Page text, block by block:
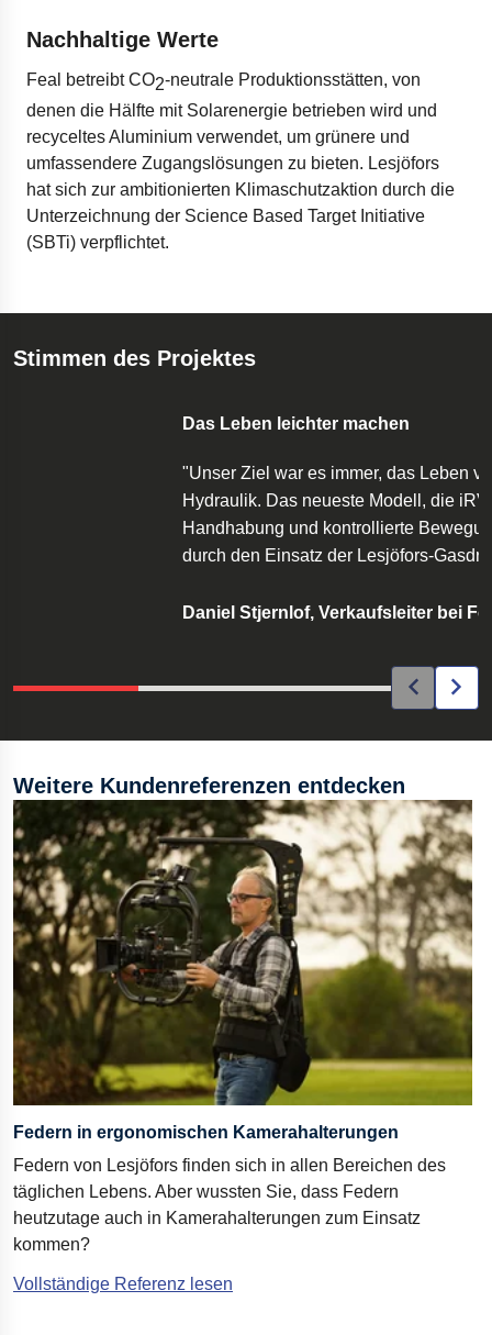
Nachhaltige Werte
Feal betreibt CO2-neutrale Produktionsstätten, von
denen die Hälfte mit Solarenergie betrieben wird und
recyceltes Aluminium verwendet, um grünere und
umfassendere Zugangslösungen zu bieten. Lesjöfors
hat sich zur ambitionierten Klimaschutzaktion durch die
Unterzeichnung der Science Based Target Initiative
(SBTi) verpflichtet.
Stimmen des Projektes
Das Leben leichter machen
"Unser Ziel war es immer, das Leben
Hydraulik. Das neueste Modell, die
Handhabung und kontrollierte
durch den Einsatz der Lesjöfors-
Daniel Stjernlof, Verkaufsleiter bei
Weitere Kundenreferenzen entdecken
Federn in ergonomischen Kamerahalterungen
Federn von Lesjöfors finden sich in allen Bereichen des
täglichen Lebens. Aber wussten Sie, dass Federn
heutzutage auch in Kamerahalterungen zum Einsatz
kommen?
Vollständige Referenz lesen